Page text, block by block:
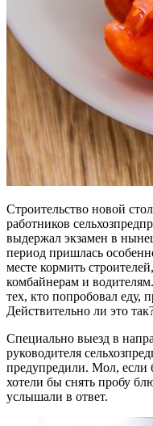
Строительство новой
работников
выдержал экзамен в
период пришлась
месте кормить
комбайнерам и
тех, кто попробовал еду,
Действительно ли это
Специально выезд в
руководителя
предупредили. Мол, если
хотели бы снять пробу
услышали в ответ.